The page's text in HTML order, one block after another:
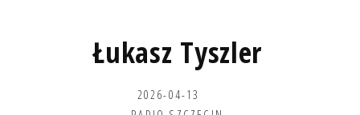
Łukasz Tyszler
2026-04-13